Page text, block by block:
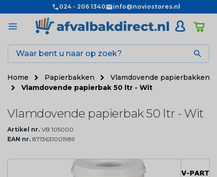
024 - 206 1340 info@noviostores.nl

Home Papierbakken
Vlamdovende papierbakken
Vlamdovende papierbak 50 ltr - Wit
Vlamdovende papierbak 50 ltr - Wit
Artikel nr. VB 105000
EAN nr. 8713631001989